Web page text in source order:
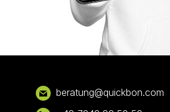
Footer
beratung@quickbon.com